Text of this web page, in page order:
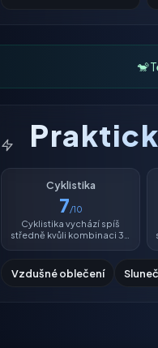
🐒
Cyklistika
7/10
Cyklistika vychází spíš
středně kvůli kombinaci 30
Vzdušné oblečení